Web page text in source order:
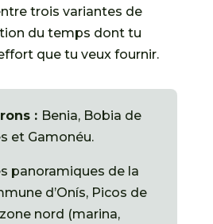
trois variantes de
du temps dont tu
que tu veux fournir.
: Benia, Bobia de
et Gamonéu.
panoramiques de la
d’Onís, Picos de
nord (marina,